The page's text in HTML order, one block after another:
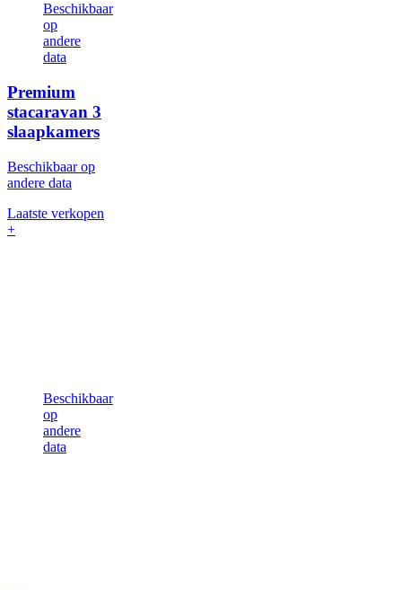
Beschikbaar
op
andere
data
Premium
stacaravan 3
slaapkamers
Beschikbaar op
andere data
Laatste verkopen
+
Beschikbaar
op
andere
data